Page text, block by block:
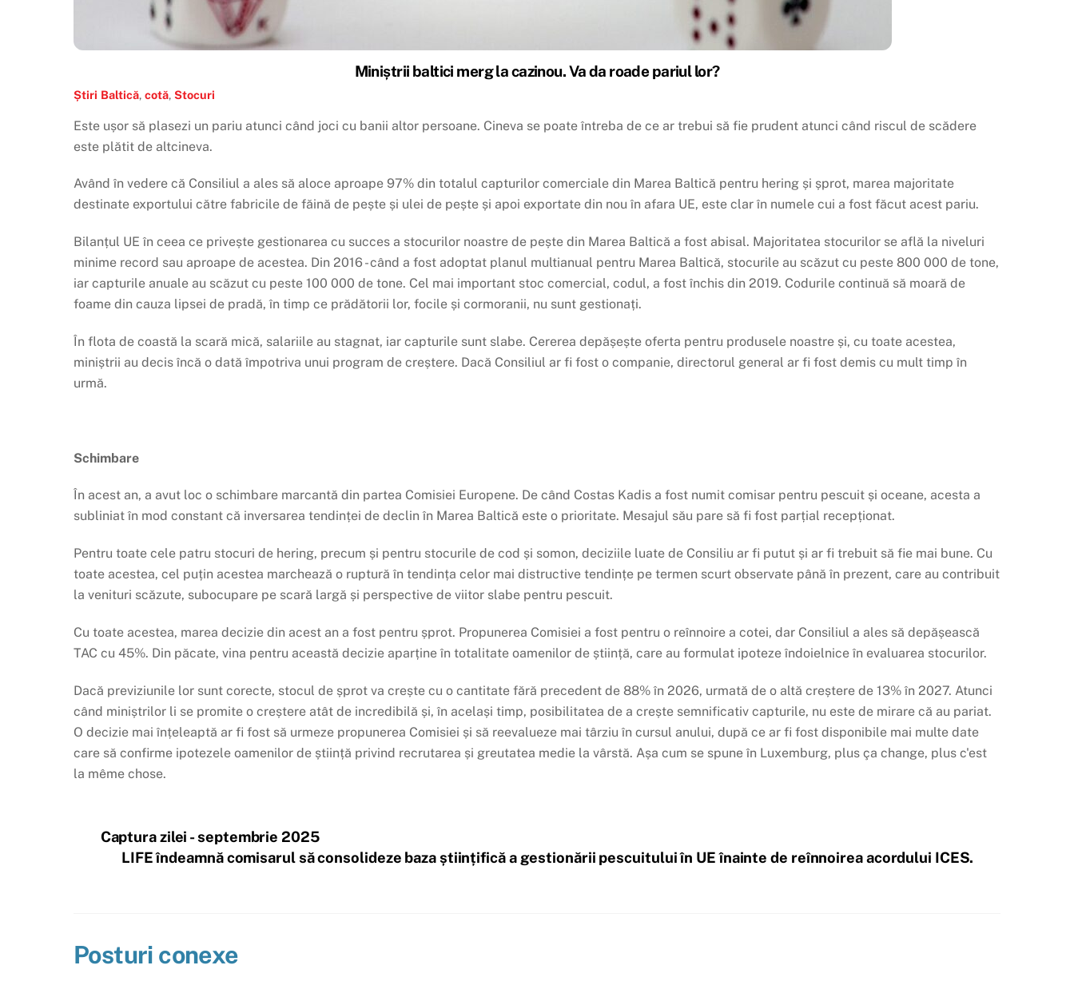
Miniștrii baltici merg la cazinou. Va da roade pariul lor?
Știri Baltică, cotă, Stocuri
Este ușor să plasezi un pariu atunci când joci cu banii altor persoane. Cineva se poate întreba de ce ar trebui să fie prudent atunci când riscul de scădere
este plătit de altcineva.
Având în vedere că Consiliul a ales să aloce aproape 97% din totalul capturilor comerciale din Marea Baltică pentru hering și șprot, marea majoritate
destinate exportului către fabricile de făină de pește și ulei de pește și apoi exportate din nou în afara UE, este clar în numele cui a fost făcut acest pariu.
Bilanțul UE în ceea ce privește gestionarea cu succes a stocurilor noastre de pește din Marea Baltică a fost abisal. Majoritatea stocurilor se află la niveluri
minime record sau aproape de acestea. Din 2016 - când a fost adoptat planul multianual pentru Marea Baltică, stocurile au scăzut cu peste 800 000 de tone,
iar capturile anuale au scăzut cu peste 100 000 de tone. Cel mai important stoc comercial, codul, a fost închis din 2019. Codurile continuă să moară de
foame din cauza lipsei de pradă, în timp ce prădătorii lor, focile și cormoranii, nu sunt gestionați.
În flota de coastă la scară mică, salariile au stagnat, iar capturile sunt slabe. Cererea depășește oferta pentru produsele noastre și, cu toate acestea,
miniștrii au decis încă o dată împotriva unui program de creștere. Dacă Consiliul ar fi fost o companie, directorul general ar fi fost demis cu mult timp în
urmă.
Schimbare
În acest an, a avut loc o schimbare marcantă din partea Comisiei Europene. De când Costas Kadis a fost numit comisar pentru pescuit și oceane, acesta a
subliniat în mod constant că inversarea tendinței de declin în Marea Baltică este o prioritate. Mesajul său pare să fi fost parțial recepționat.
Pentru toate cele patru stocuri de hering, precum și pentru stocurile de cod și somon, deciziile luate de Consiliu ar fi putut și ar fi trebuit să fie mai bune. Cu
toate acestea, cel puțin acestea marchează o ruptură în tendința celor mai distructive tendințe pe termen scurt observate până în prezent, care au contribuit
la venituri scăzute, subocupare pe scară largă și perspective de viitor slabe pentru pescuit.
Cu toate acestea, marea decizie din acest an a fost pentru șprot. Propunerea Comisiei a fost pentru o reînnoire a cotei, dar Consiliul a ales să depășească
TAC cu 45%. Din păcate, vina pentru această decizie aparține în totalitate oamenilor de știință, care au formulat ipoteze îndoielnice în evaluarea stocurilor.
Dacă previziunile lor sunt corecte, stocul de șprot va crește cu o cantitate fără precedent de 88% în 2026, urmată de o altă creștere de 13% în 2027. Atunci
când miniștrilor li se promite o creștere atât de incredibilă și, în același timp, posibilitatea de a crește semnificativ capturile, nu este de mirare că au pariat.
O decizie mai înțeleaptă ar fi fost să urmeze propunerea Comisiei și să reevalueze mai târziu în cursul anului, după ce ar fi fost disponibile mai multe date
care să confirme ipotezele oamenilor de știință privind recrutarea și greutatea medie la vârstă. Așa cum se spune în Luxemburg, plus ça change, plus c'est
la même chose.
Captura zilei - septembrie 2025
LIFE îndeamnă comisarul să consolideze baza științifică a gestionării pescuitului în UE înainte de reînnoirea acordului ICES.
Posturi conexe